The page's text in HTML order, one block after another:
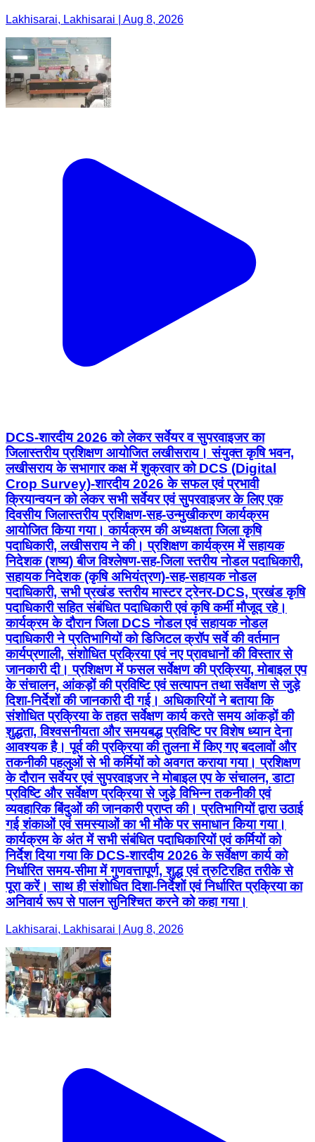
Lakhisarai, Lakhisarai | Aug 8, 2026
DCS-शारदीय 2026 को लेकर सर्वेयर व सुपरवाइजर का
जिलास्तरीय प्रशिक्षण आयोजित लखीसराय। संयुक्त कृषि भवन,
लखीसराय के सभागार कक्ष में शुक्रवार को DCS (Digital
Crop Survey)-शारदीय 2026 के सफल एवं प्रभावी
क्रियान्वयन को लेकर सभी सर्वेयर एवं सुपरवाइजर के लिए एक
दिवसीय जिलास्तरीय प्रशिक्षण-सह-उन्मुखीकरण कार्यक्रम
आयोजित किया गया। कार्यक्रम की अध्यक्षता जिला कृषि
पदाधिकारी, लखीसराय ने की। प्रशिक्षण कार्यक्रम में सहायक
निदेशक (शष्य) बीज विश्लेषण-सह-जिला स्तरीय नोडल पदाधिकारी,
सहायक निदेशक (कृषि अभियंत्रण)-सह-सहायक नोडल
पदाधिकारी, सभी प्रखंड स्तरीय मास्टर ट्रेनर-DCS, प्रखंड कृषि
पदाधिकारी सहित संबंधित पदाधिकारी एवं कृषि कर्मी मौजूद रहे।
कार्यक्रम के दौरान जिला DCS नोडल एवं सहायक नोडल
पदाधिकारी ने प्रतिभागियों को डिजिटल क्रॉप सर्वे की वर्तमान
कार्यप्रणाली, संशोधित प्रक्रिया एवं नए प्रावधानों की विस्तार से
जानकारी दी। प्रशिक्षण में फसल सर्वेक्षण की प्रक्रिया, मोबाइल एप
के संचालन, आंकड़ों की प्रविष्टि एवं सत्यापन तथा सर्वेक्षण से जुड़े
दिशा-निर्देशों की जानकारी दी गई। अधिकारियों ने बताया कि
संशोधित प्रक्रिया के तहत सर्वेक्षण कार्य करते समय आंकड़ों की
शुद्धता, विश्वसनीयता और समयबद्ध प्रविष्टि पर विशेष ध्यान देना
आवश्यक है। पूर्व की प्रक्रिया की तुलना में किए गए बदलावों और
तकनीकी पहलुओं से भी कर्मियों को अवगत कराया गया। प्रशिक्षण
के दौरान सर्वेयर एवं सुपरवाइजर ने मोबाइल एप के संचालन, डाटा
प्रविष्टि और सर्वेक्षण प्रक्रिया से जुड़े विभिन्न तकनीकी एवं
व्यवहारिक बिंदुओं की जानकारी प्राप्त की। प्रतिभागियों द्वारा उठाई
गई शंकाओं एवं समस्याओं का भी मौके पर समाधान किया गया।
कार्यक्रम के अंत में सभी संबंधित पदाधिकारियों एवं कर्मियों को
निर्देश दिया गया कि DCS-शारदीय 2026 के सर्वेक्षण कार्य को
निर्धारित समय-सीमा में गुणवत्तापूर्ण, शुद्ध एवं त्रुटिरहित तरीके से
पूरा करें। साथ ही संशोधित दिशा-निर्देशों एवं निर्धारित प्रक्रिया का
अनिवार्य रूप से पालन सुनिश्चित करने को कहा गया।
Lakhisarai, Lakhisarai | Aug 8, 2026